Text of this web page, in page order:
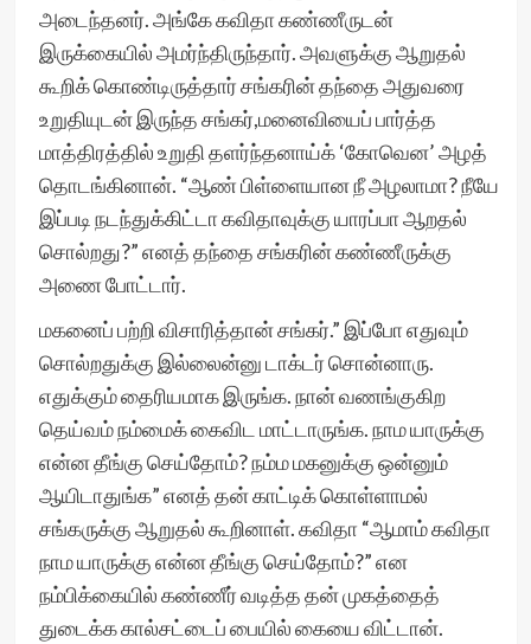
அடைந்தனர். அங்கே கவிதா கண்ணீருடன்
இருக்கையில் அமர்ந்திருந்தார். அவளுக்கு ஆறுதல்
கூறிக் கொண்டிருத்தார் சங்கரின் தந்தை அதுவரை
உறுதியுடன் இருந்த சங்கர்,மனைவியைப் பார்த்த
மாத்திரத்தில் உறுதி தளர்ந்தனாய்க் ‘கோவென’ அழத்
தொடங்கினான். “ஆண் பிள்ளையான நீ அழலாமா? நீயே
இப்படி நடந்துக்கிட்டா கவிதாவுக்கு யாரப்பா ஆறதல்
சொல்றது?” எனத் தந்தை சங்கரின் கண்ணீருக்கு
அணை போட்டார்.
மகனைப் பற்றி விசாரித்தான் சங்கர்.” இப்போ எதுவும்
சொல்றதுக்கு இல்லைன்னு டாக்டர் சொன்னாரு.
எதுக்கும் தைரியமாக இருங்க. நான் வணங்குகிற
தெய்வம் நம்மைக் கைவிட மாட்டாருங்க. நாம யாருக்கு
என்ன தீங்கு செய்தோம்? நம்ம மகனுக்கு ஒன்னும்
ஆயிடாதுங்க” எனத் தன் காட்டிக் கொள்ளாமல்
சங்கருக்கு ஆறுதல் கூறினாள். கவிதா “ஆமாம் கவிதா
நாம யாருக்கு என்ன தீங்கு செய்தோம்?” என
நம்பிக்கையில் கண்ணீர் வடித்த தன் முகத்தைத்
துடைக்க கால்சட்டைப் பையில் கையை விட்டான்.